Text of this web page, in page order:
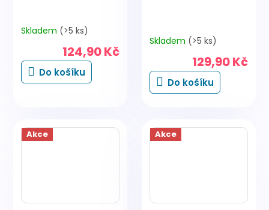
Průměrné
je
5,0
Skladem (>5 ks)
124,90 Kč
Do košíku
Skladem (>5 ks)
129,90 Kč
Do košíku
Akce Akce